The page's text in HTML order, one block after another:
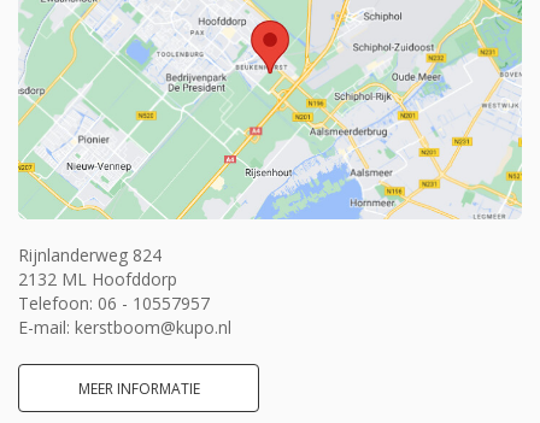
Rijnlanderweg 824
2132 ML Hoofddorp
Telefoon: 06 - 10557957
E-mail: kerstboom@kupo.nl
MEER INFORMATIE